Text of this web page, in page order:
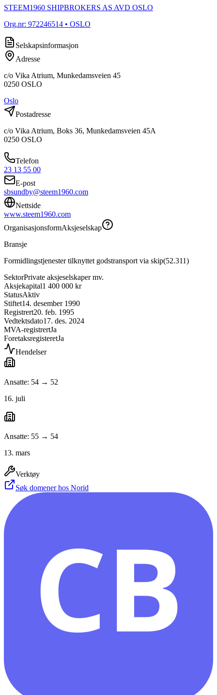
STEEM1960 SHIPBROKERS AS AVD OSLO
Org.nr: 972246514 • OSLO
Selskapsinformasjon
Adresse
c/o Vika Atrium, Munkedamsveien 45
0250 OSLO
Oslo
Postadresse
c/o Vika Atrium, Boks 36, Munkedamsveien 45A
0250 OSLO
Telefon
23 13 55 00
E-post
sbsundby@steem1960.com
Nettside
www.steem1960.com
OrganisasjonsformAksjeselskap
Bransje
Formidlingstjenester tilknyttet godstransport via skip(52.311)
SektorPrivate aksjeselskaper mv.
Aksjekapital1 400 000 kr
StatusAktiv
Stiftet14. desember 1990
Registrert20. feb. 1995
Vedtektsdato17. des. 2024
MVA-registrertJa
ForetaksregisteretJa
Hendelser
Ansatte: 54 → 52
16. juli
Ansatte: 55 → 54
13. mars
Verktøy
Søk domener hos Norid
CB